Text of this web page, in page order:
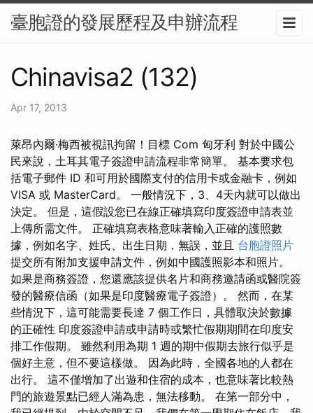
臺胞證的發展歷程及申辦流程
Chinavisa2 (132)
Apr 17, 2013
萊昂內爾·梅西被視訊拘留！目標 Com 匈牙利 對於中國公
民來說，土耳其電子簽證申請流程非常簡單。 基本要求包
括電子郵件 ID 和可用於國際支付的信用卡或金融卡，例如
VISA 或 MasterCard。 一般情況下，3、4天內就可以做出
決定。 但是，這假設您已在線正確填寫印度簽證申請表並
上傳所需文件。 正確填寫表格意味著輸入正確的護照數
據，例如名字、姓氏、出生日期，無誤，並且 台胞證照片
提交所有附加支援申請文件，例如中國護照影本和照片。
如果是商務簽證，您還應該提供名片和商務邀請函或醫院簽
發的醫療信函（如果是印度醫療電子簽證）。 然而，在某
些情況下，這可能需要長達 7 個工作日，具體取決於數據
的正確性 印度簽證申請或申請時或繁忙假期期間在印度安
排工作假期。 雖然利用為期 1 週的期中假期去旅行似乎是
個好主意，但不要這樣做。 因為此時，全國各地的人都在
出行。 這不僅增加了出遊和住宿的成本，也意味著比較熱
門的旅遊景點已經人滿為患，無法移動。 在第一部分中，